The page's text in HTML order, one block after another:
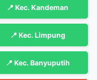
📍 Kec. Kandeman
📍 Kec. Limpung
📍 Kec. Banyuputih